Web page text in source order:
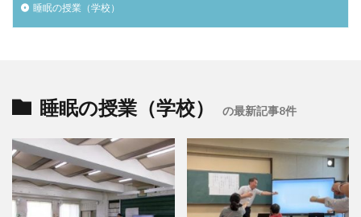
睡眠の授業（学校）
睡眠の授業（学校） の最新記事8件